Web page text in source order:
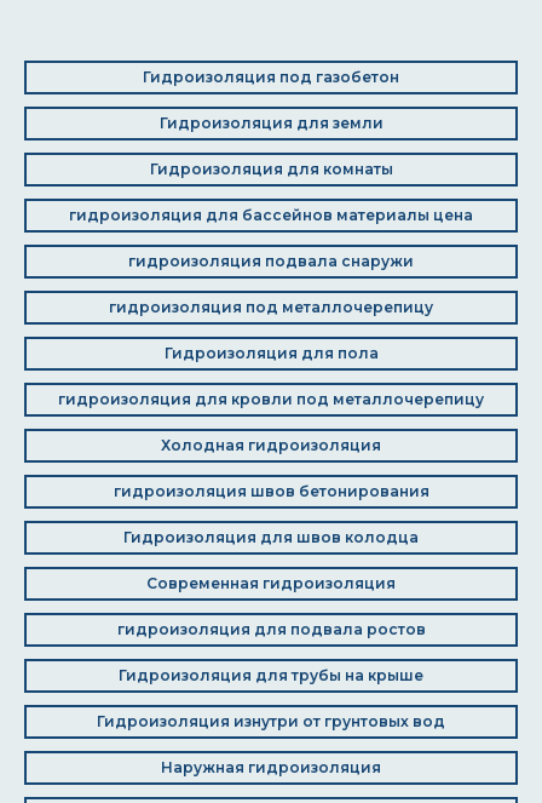
Гидроизоляция под газобетон
Гидроизоляция для земли
Гидроизоляция для комнаты
гидроизоляция для бассейнов материалы цена
гидроизоляция подвала снаружи
гидроизоляция под металлочерепицу
Гидроизоляция для пола
гидроизоляция для кровли под металлочерепицу
Холодная гидроизоляция
гидроизоляция швов бетонирования
Гидроизоляция для швов колодца
Современная гидроизоляция
гидроизоляция для подвала ростов
Гидроизоляция для трубы на крыше
Гидроизоляция изнутри от грунтовых вод
Наружная гидроизоляция